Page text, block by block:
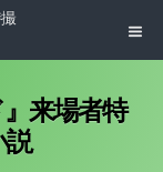
来場者特
説